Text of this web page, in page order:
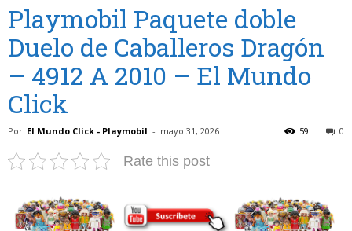
Playmobil Paquete doble
Duelo de Caballeros Dragón
– 4912 A 2010 – El Mundo
Click
Por El Mundo Click - Playmobil - mayo 31, 2026 0
59
Rate this post